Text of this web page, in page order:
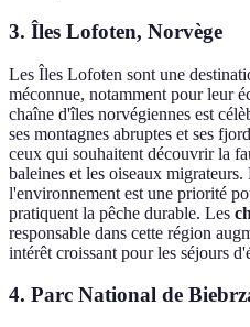
3. Îles Lofoten, Norvège
Les Îles Lofoten sont une
méconnue, notamment pour leur
chaîne d'îles norvégiennes est
ses montagnes abruptes et ses
ceux qui souhaitent découvrir la
baleines et les oiseaux
l'environnement est une priorité
pratiquent la pêche durable. Les
responsable dans cette région
intérêt croissant pour les séjours
4. Parc National de